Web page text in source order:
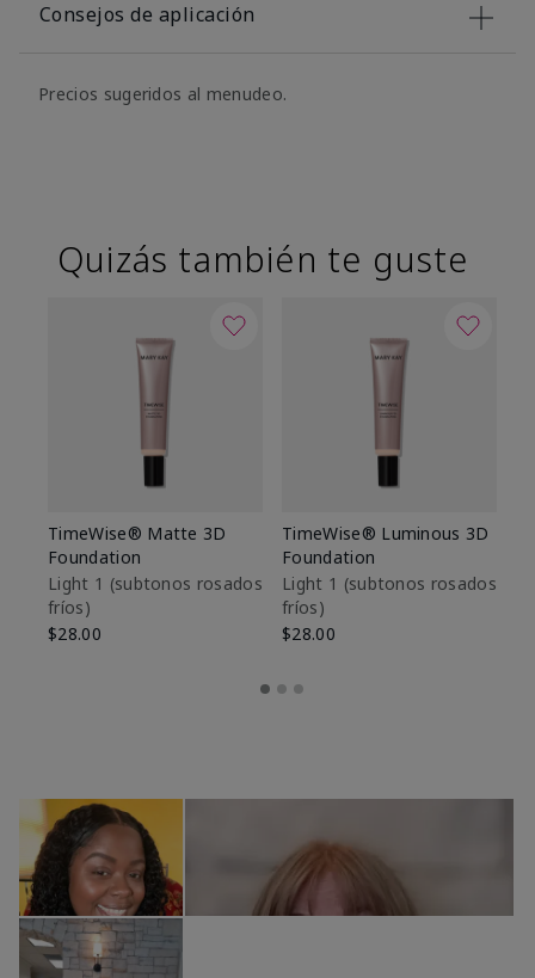
Consejos de aplicación
Precios sugeridos al menudeo.
Quizás también te guste
TimeWise® Matte 3D
Foundation
Light 1​ (subtonos rosados
fríos)
$28.00
TimeWise® Luminous 3D
Foundation
Light 1​ (subtonos rosados
fríos)
$28.00